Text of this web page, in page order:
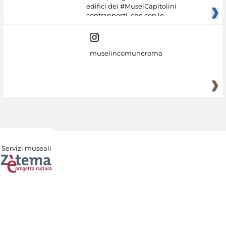
edifici dei #MuseiCapitolini
contrapposti, che con le
museiincomuneroma
Servizi museali